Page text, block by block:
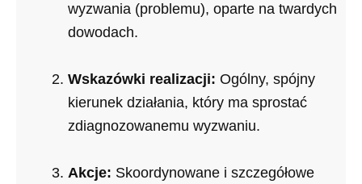
wyzwania (problemu), oparte na twardych
dowodach.
Wskazówki realizacji: Ogólny, spójny
kierunek działania, który ma sprostać
zdiagnozowanemu wyzwaniu.
Akcje: Skoordynowane i szczegółowe